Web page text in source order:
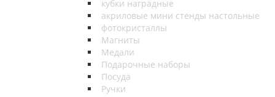
кубки наградные
акриловые мини стенды настольные
фотокристаллы
Магниты
Медали
Подарочные наборы
Посуда
Ручки